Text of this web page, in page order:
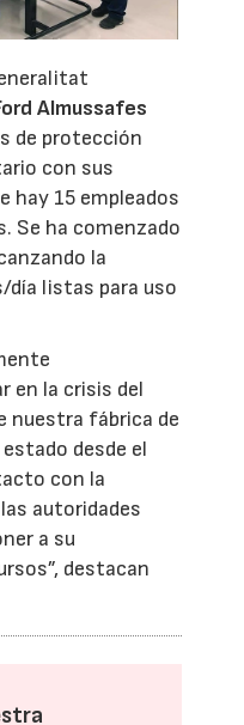
Almussafes
de protección
con sus
hay 15 empleados
Se ha comenzado
la
día listas para uso
en la crisis del
nuestra fábrica de
desde el
con la
autoridades
a su
destacan